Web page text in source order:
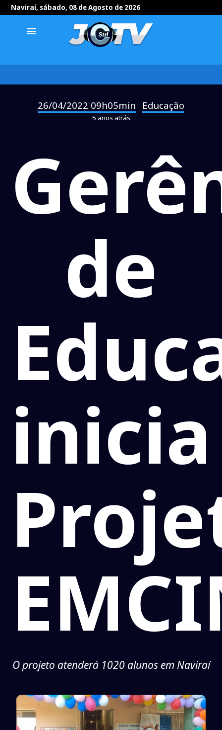
Naviraí, sábado, 08 de Agosto de 2026
menu
26/04/2022 09h05min Educação
5 anos atrás
de
inicia
O projeto atenderá 1020 alunos em Naviraí